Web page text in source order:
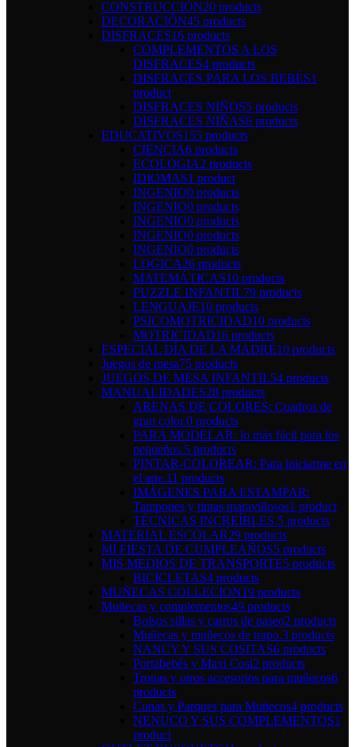
CONSTRUCCIÓN20 products
DECORACIÓN45 products
DISFRACES16 products
COMPLEMENTOS A LOS
DISFRACES4 products
DISFRACES PARA LOS BEBÉS1
product
DISFRACES NIÑOS5 products
DISFRACES NIÑAS6 products
EDUCATIVOS155 products
CIENCIA6 products
ECOLOGIA2 products
IDIOMAS1 product
INGENIO0 products
INGENIO0 products
INGENIO0 products
INGENIO0 products
INGENIO0 products
LOGICA26 products
MATEMÁTICAS10 products
PUZZLE INFANTIL79 products
LENGUAJE10 products
PSICOMOTRICIDAD10 products
MOTRICIDAD16 products
ESPECIAL DÍA DE LA MADRE10 products
Juegos de mesa75 products
JUEGOS DE MESA INFANTIL54 products
MANUALIDADES28 products
ARENAS DE COLORES: Cuadros de
gran color.0 products
PARA MODELAR: lo más fácil para los
pequeños.5 products
PINTAR-COLOREAR: Para iniciarme en
el arte.11 products
IMÁGENES PARA ESTAMPAR:
Tampones y tintas maravillosos1 product
TÉCNICAS INCREÍBLES.5 products
MATERIAL ESCOLAR29 products
MI FIESTA DE CUMPLEAÑOS5 products
MIS MEDIOS DE TRANSPORTE5 products
BICICLETAS4 products
MUÑECAS COLLECION19 products
Muñecas y complementos49 products
Bolsos sillas y carros de paseo2 products
Muñecas y muñecos de trapo.3 products
NANCY Y SUS COSITAS6 products
Portabebés y Maxi Cosi2 products
Tronas y otros accesorios para muñecos6
products
Cunas y Parques para Muñecos4 products
NENUCO Y SUS COMPLEMENTOS1
product